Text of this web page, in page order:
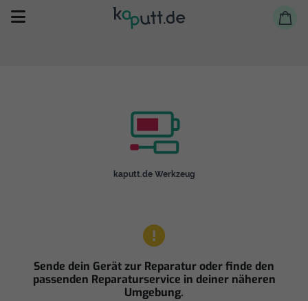
Selbst reparieren
kaputt.de Werkzeug
Sende dein Gerät zur Reparatur oder finde den
passenden Reparaturservice in deiner näheren
Umgebung.